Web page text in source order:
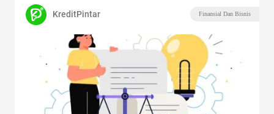
KreditPintar Finansial Dan Bisnis